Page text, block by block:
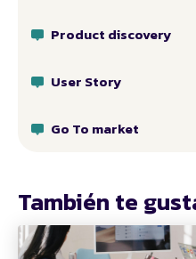
Product discovery
User Story
Go To market
También te